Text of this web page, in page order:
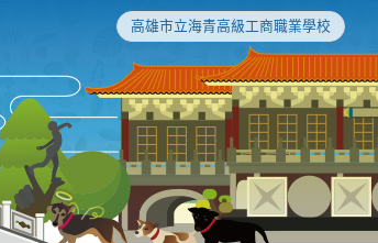
高雄市立海青高級工商職業學校